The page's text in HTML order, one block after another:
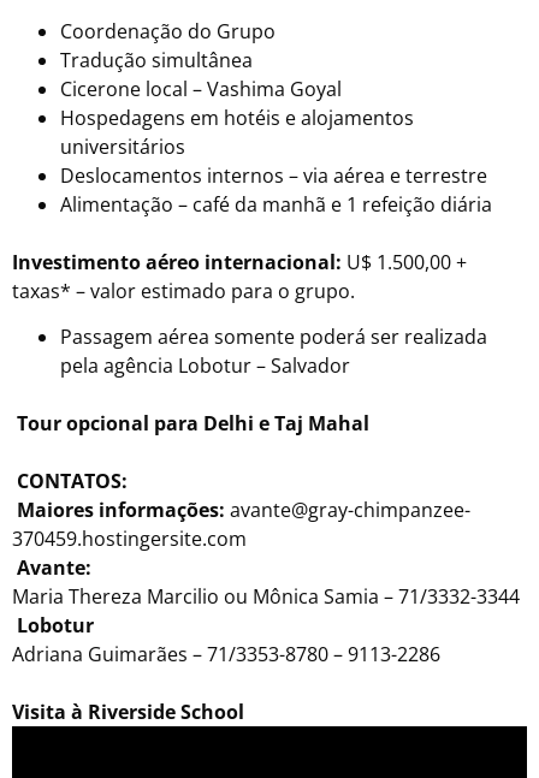
Coordenação do Grupo
Tradução simultânea
Cicerone local – Vashima Goyal
Hospedagens em hotéis e alojamentos
universitários
Deslocamentos internos – via aérea e terrestre
Alimentação – café da manhã e 1 refeição diária
Investimento aéreo internacional: U$ 1.500,00 +
taxas* – valor estimado para o grupo.
Passagem aérea somente poderá ser realizada
pela agência Lobotur – Salvador
Tour opcional para Delhi e Taj Mahal
CONTATOS:
Maiores informações: avante@gray-chimpanzee-
370459.hostingersite.com
Avante:
Maria Thereza Marcilio ou Mônica Samia – 71/3332-3344
Lobotur
Adriana Guimarães – 71/3353-8780 – 9113-2286
Visita à Riverside School